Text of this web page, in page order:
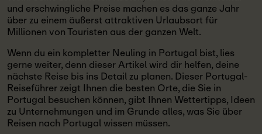
und erschwingliche Preise machen es das ganze Jahr
über zu einem äußerst attraktiven Urlaubsort für
Millionen von Touristen aus der ganzen Welt.
Wenn du ein kompletter Neuling in Portugal bist, lies
gerne weiter, denn dieser Artikel wird dir helfen, deine
nächste Reise bis ins Detail zu planen. Dieser Portugal-
Reiseführer zeigt Ihnen die besten Orte, die Sie in
Portugal besuchen können, gibt Ihnen Wettertipps, Ideen
zu Unternehmungen und im Grunde alles, was Sie über
Reisen nach Portugal wissen müssen.